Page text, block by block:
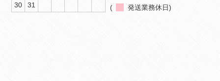
30
31 ( 発送業務休日)